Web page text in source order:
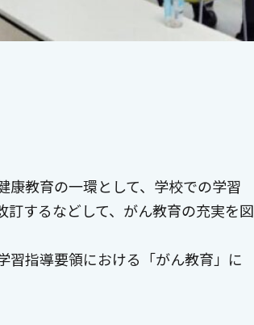
康教育の一環として、学校での学習
するなどして、がん教育の充実を図
習指導要領における「がん教育」に